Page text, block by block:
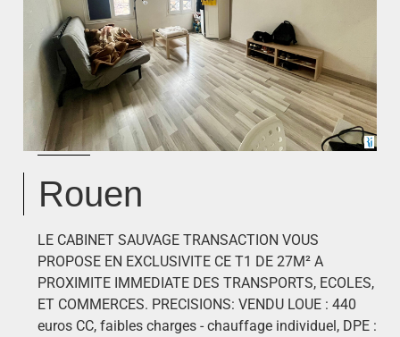
Rouen
LE CABINET SAUVAGE TRANSACTION VOUS
PROPOSE EN EXCLUSIVITE CE T1 DE 27M² A
PROXIMITE IMMEDIATE DES TRANSPORTS, ECOLES,
ET COMMERCES. PRECISIONS: VENDU LOUE : 440
euros CC, faibles charges - chauffage individuel, DPE :